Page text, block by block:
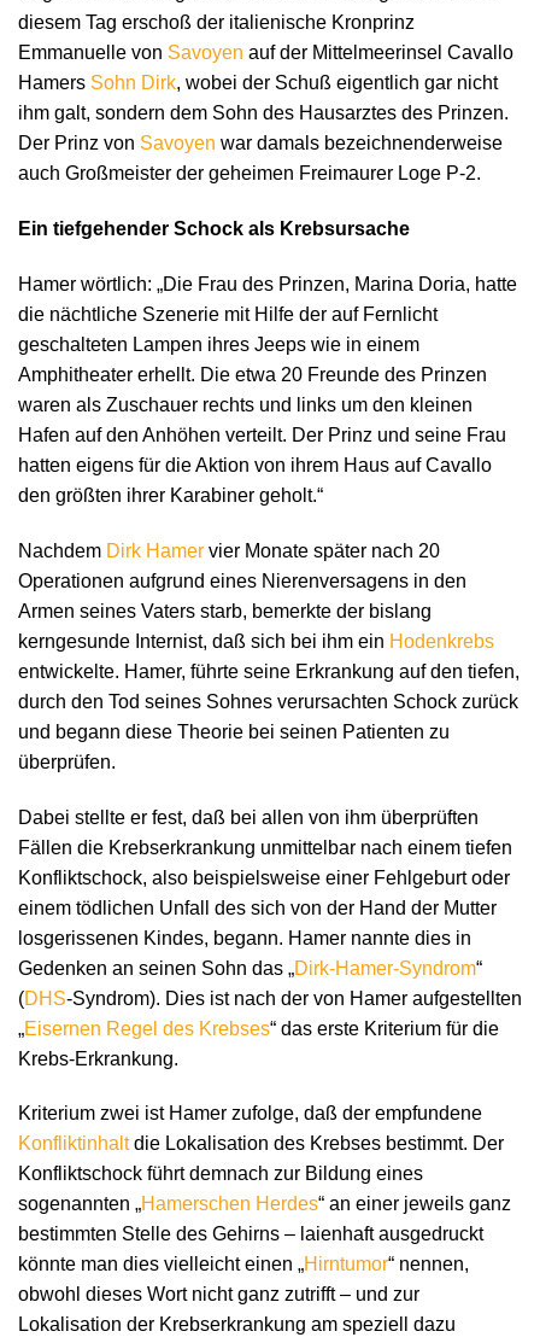
diesem Tag erschoß der italienische Kronprinz
Emmanuelle von Savoyen auf der Mittelmeerinsel Cavallo
Hamers Sohn Dirk, wobei der Schuß eigentlich gar nicht
ihm galt, sondern dem Sohn des Hausarztes des Prinzen.
Der Prinz von Savoyen war damals bezeichnenderweise
auch Großmeister der geheimen Freimaurer Loge P-2.
Ein tiefgehender Schock als Krebsursache
Hamer wörtlich: „Die Frau des Prinzen, Marina Doria, hatte
die nächtliche Szenerie mit Hilfe der auf Fernlicht
geschalteten Lampen ihres Jeeps wie in einem
Amphitheater erhellt. Die etwa 20 Freunde des Prinzen
waren als Zuschauer rechts und links um den kleinen
Hafen auf den Anhöhen verteilt. Der Prinz und seine Frau
hatten eigens für die Aktion von ihrem Haus auf Cavallo
den größten ihrer Karabiner geholt.“
Nachdem Dirk Hamer vier Monate später nach 20
Operationen aufgrund eines Nierenversagens in den
Armen seines Vaters starb, bemerkte der bislang
kerngesunde Internist, daß sich bei ihm ein Hodenkrebs
entwickelte. Hamer, führte seine Erkrankung auf den tiefen,
durch den Tod seines Sohnes verursachten Schock zurück
und begann diese Theorie bei seinen Patienten zu
überprüfen.
Dabei stellte er fest, daß bei allen von ihm überprüften
Fällen die Krebserkrankung unmittelbar nach einem tiefen
Konfliktschock, also beispielsweise einer Fehlgeburt oder
einem tödlichen Unfall des sich von der Hand der Mutter
losgerissenen Kindes, begann. Hamer nannte dies in
Gedenken an seinen Sohn das „Dirk-Hamer-Syndrom“
(DHS-Syndrom). Dies ist nach der von Hamer aufgestellten
„Eisernen Regel des Krebses“ das erste Kriterium für die
Krebs-Erkrankung.
Kriterium zwei ist Hamer zufolge, daß der empfundene
Konfliktinhaltdie Lokalisation des Krebses bestimmt. Der
Konfliktschock führt demnach zur Bildung eines
sogenannten „Hamerschen Herdes“ an einer jeweils ganz
bestimmten Stelle des Gehirns – laienhaft ausgedruckt
könnte man dies vielleicht einen „Hirntumor“ nennen,
obwohl dieses Wort nicht ganz zutrifft – und zur
Lokalisation der Krebserkrankung am speziell dazu